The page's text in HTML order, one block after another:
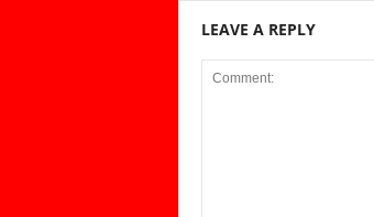
LEAVE A REPLY